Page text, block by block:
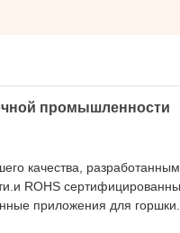
промышленности
качества,
ROHS
приложения для горшки.